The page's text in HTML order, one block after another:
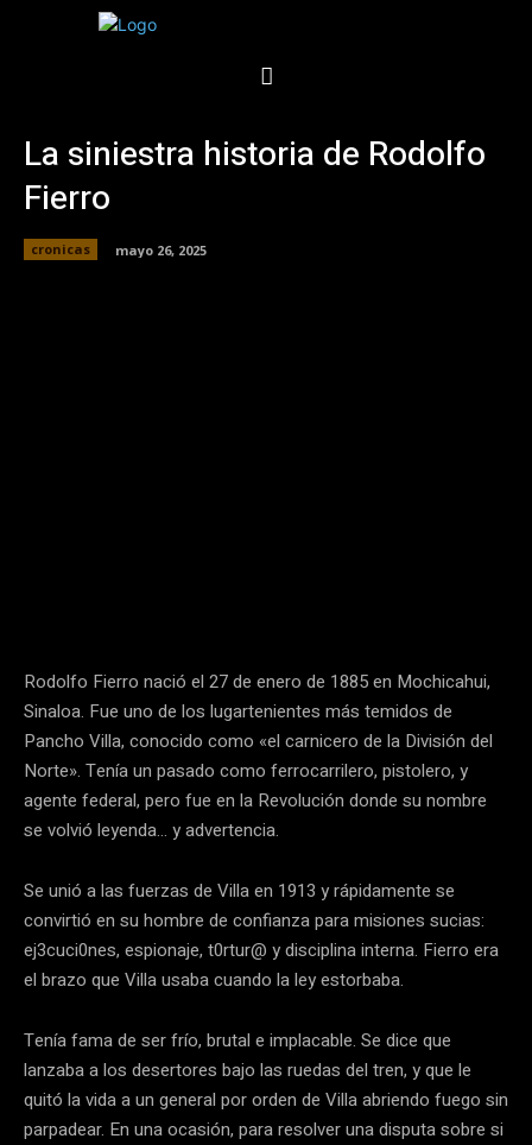
La siniestra historia de Rodolfo
Fierro
cronicas mayo 26, 2025
Rodolfo Fierro nació el 27 de enero de 1885 en Mochicahui,
Sinaloa. Fue uno de los lugartenientes más temidos de
Pancho Villa, conocido como «el carnicero de la División del
Norte». Tenía un pasado como ferrocarrilero, pistolero, y
agente federal, pero fue en la Revolución donde su nombre
se volvió leyenda… y advertencia.
Se unió a las fuerzas de Villa en 1913 y rápidamente se
convirtió en su hombre de confianza para misiones sucias:
ej3cuci0nes, espionaje, t0rtur@ y disciplina interna. Fierro era
el brazo que Villa usaba cuando la ley estorbaba.
Tenía fama de ser frío, brutal e implacable. Se dice que
lanzaba a los desertores bajo las ruedas del tren, y que le
quitó la vida a un general por orden de Villa abriendo fuego sin
parpadear. En una ocasión, para resolver una disputa sobre si